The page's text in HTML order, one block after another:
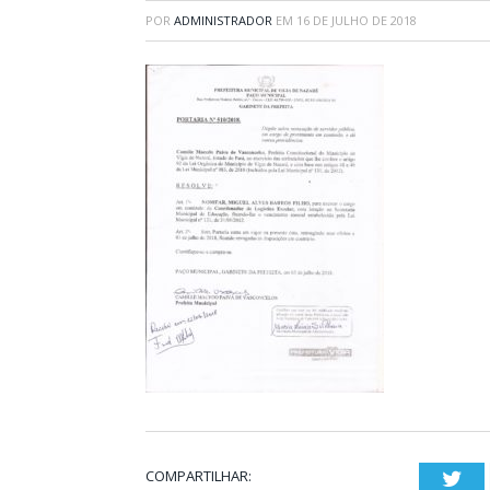
POR ADMINISTRADOR EM 16 DE JULHO DE 2018
COMPARTILHAR: